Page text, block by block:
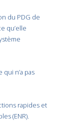
du PDG de
qu’elle
n’a pas
rapides et
(ENR).